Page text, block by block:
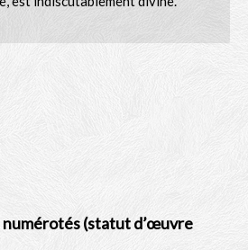
numérotés (statut d’œuvre